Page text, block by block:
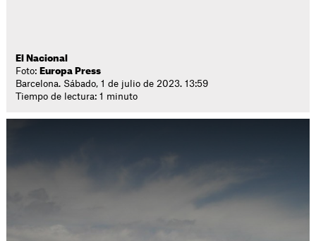
El Nacional
Foto: Europa Press
Barcelona. Sábado, 1 de julio de 2023. 13:59
Tiempo de lectura: 1 minuto